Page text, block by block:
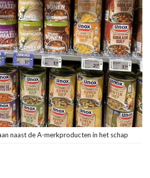
naast de A-merkproducten in het schap